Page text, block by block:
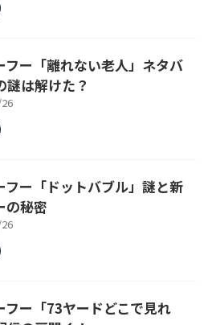
フー「離れない老人」ネタバ
謎は解けた？
フー「ドットバブル」謎と新
の秘密
フー「73ヤードどこで見れ